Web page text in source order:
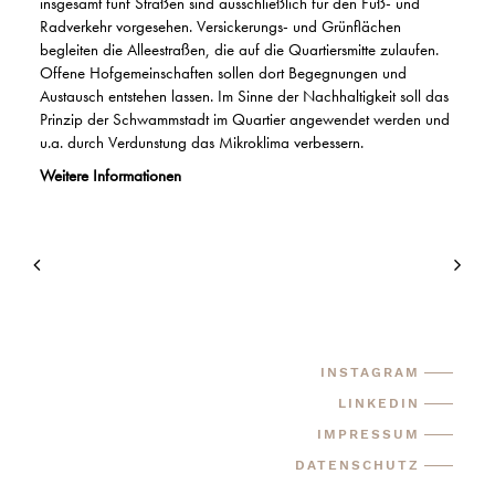
Radverkehr vorgesehen. Versickerungs- und Grünflächen
begleiten die Alleestraßen, die auf die Quartiersmitte zulaufen.
Offene Hofgemeinschaften sollen dort Begegnungen und
Austausch entstehen lassen. Im Sinne der Nachhaltigkeit soll das
Prinzip der Schwammstadt im Quartier angewendet werden und
u.a. durch Verdunstung das Mikroklima verbessern.
Weitere Informationen
INSTAGRAM
LINKEDIN
IMPRESSUM
DATENSCHUTZ